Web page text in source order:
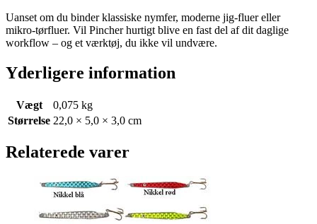
Uanset om du binder klassiske nymfer, moderne jig-fluer eller
mikro-tørfluer. Vil Pincher hurtigt blive en fast del af dit daglige
workflow – og et værktøj, du ikke vil undvære.
Yderligere information
Vægt
0,075 kg
Størrelse 22,0 × 5,0 × 3,0 cm
Relaterede varer